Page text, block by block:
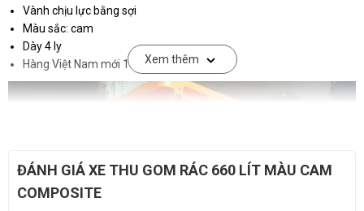
Vành chịu lực bằng sợi
Màu sắc: cam
Dày 4 ly
Hàng Việt Nam mới 100%Xem thêm
ĐÁNH GIÁ XE THU GOM RÁC 660 LÍT MÀU CAM
COMPOSITE